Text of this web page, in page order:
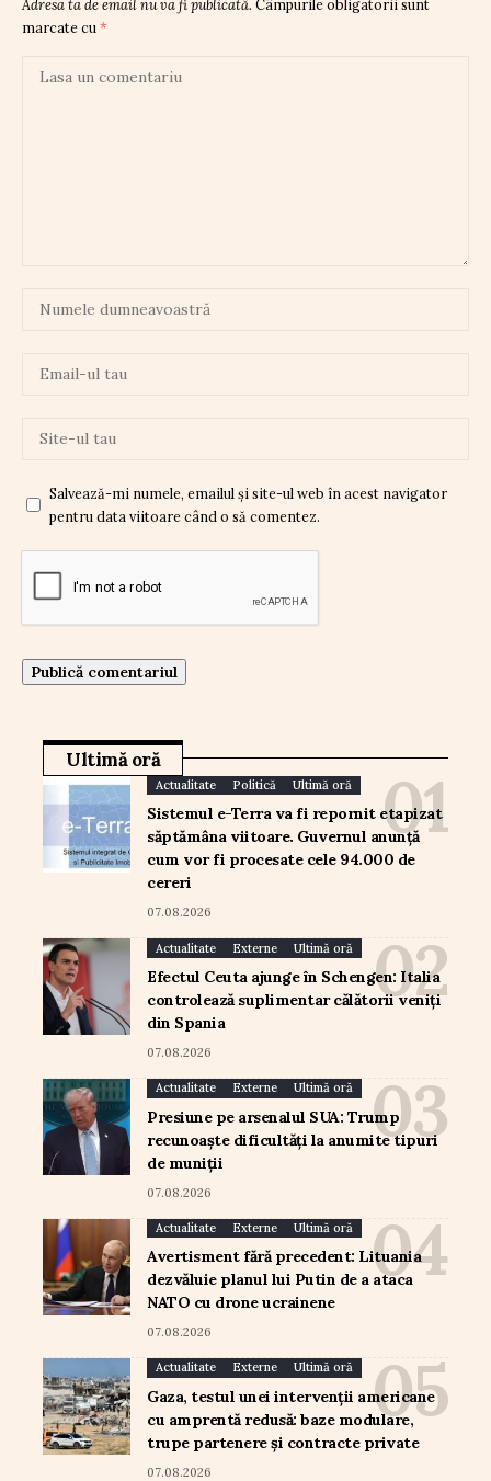
Adresa ta de email nu va fi publicată. Câmpurile obligatorii sunt
marcate cu *
Salvează-mi numele, emailul și site-ul web în acest navigator
pentru data viitoare când o să comentez.
Ultimă oră
Actualitate Politică Ultimă oră
Sistemul e-Terra va fi repornit etapizat
săptămâna viitoare. Guvernul anunță
cum vor fi procesate cele 94.000 de
cereri
07.08.2026
Actualitate Externe Ultimă oră
Efectul Ceuta ajunge în Schengen: Italia
controlează suplimentar călătorii veniți
din Spania
07.08.2026
Actualitate Externe Ultimă oră
Presiune pe arsenalul SUA: Trump
recunoaște dificultăți la anumite tipuri
de muniții
07.08.2026
Actualitate Externe Ultimă oră
Avertisment fără precedent: Lituania
dezvăluie planul lui Putin de a ataca
NATO cu drone ucrainene
07.08.2026
Actualitate Externe Ultimă oră
Gaza, testul unei intervenții americane
cu amprentă redusă: baze modulare,
trupe partenere și contracte private
07.08.2026